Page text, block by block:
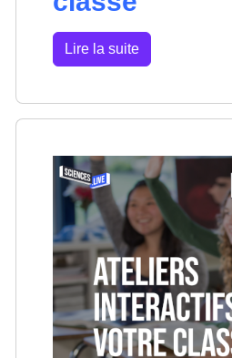
Lire la suite